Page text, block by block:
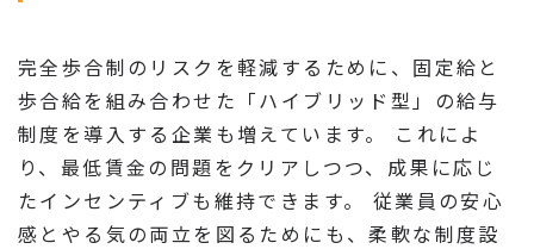
完全歩合制のリスクを軽減するために、固定給と
歩合給を組み合わせた「ハイブリッド型」の給与
制度を導入する企業も増えています。 これによ
り、最低賃金の問題をクリアしつつ、成果に応じ
たインセンティブも維持できます。 従業員の安心
感とやる気の両立を図るためにも、柔軟な制度設